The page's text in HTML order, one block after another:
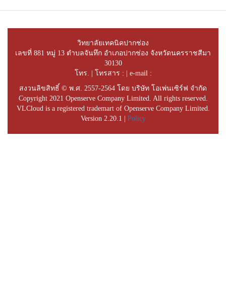
วิทยาลัยเทคนิคปากช่อง
เลขที่ 881 หมู่ 13 ตำบลจันทึก อำเภอปากช่อง จังหวัดนครราชสีมา
30130
โทร. | โทรสาร : | e-mail :
สงวนลิขสิทธิ์ © พ.ศ. 2557-2564 โดย บริษัท โอเพ่นเซิร์ฟ จำกัด
Copyright 2021 Openserve Company Limited. All rights reserved.
VLCloud is a registered trademart of Openserve Company Limited.
Version 2.20.1 | Policy